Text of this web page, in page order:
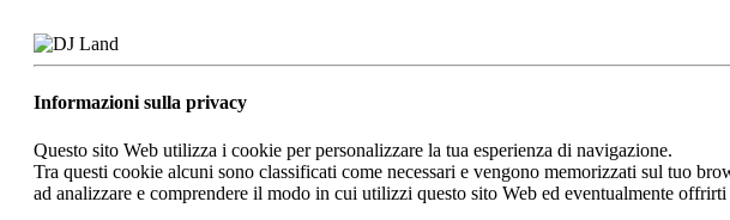
Informazioni sulla privacy
Questo sito Web utilizza i cookie per personalizzare la tua esperienza di navigazione.
Tra questi cookie alcuni sono classificati come necessari e vengono memorizzati sul tuo
ad analizzare e comprendere il modo in cui utilizzi questo sito Web ed eventualmente